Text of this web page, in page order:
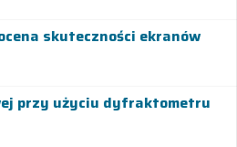
skuteczności ekranów
przy użyciu dyfraktometru